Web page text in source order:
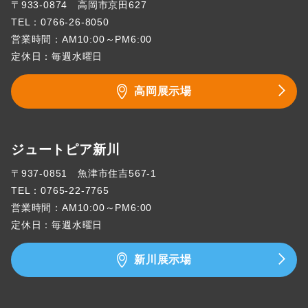
〒933-0874 高岡市京田627
TEL：0766-26-8050
営業時間：AM10:00～PM6:00
定休日：毎週水曜日
高岡展示場
ジュートピア新川
〒937-0851 魚津市住吉567-1
TEL：0765-22-7765
営業時間：AM10:00～PM6:00
定休日：毎週水曜日
新川展示場